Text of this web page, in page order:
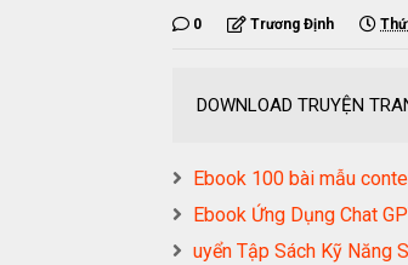
0 Trương Định
DOWNLOAD TRUYỆN
Ebook 100 bài mẫu
Ebook Ứng Dụng Chat
uyển Tập Sách Kỹ Năng